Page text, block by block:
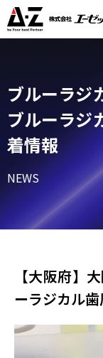
ブルーラジ
ブルーラジ
着情報
NEWS
【大阪府】
ーラジカル